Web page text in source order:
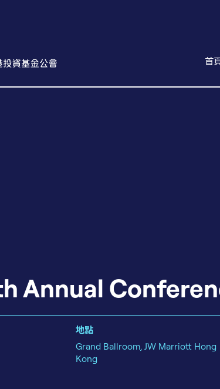
首
Annual
地點
Grand Ballroom, JW Marriott Hong
Kong